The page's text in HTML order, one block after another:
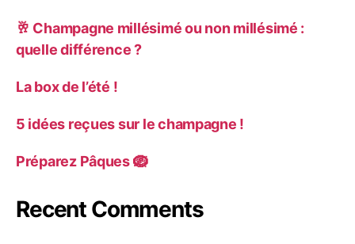
🥂 Champagne millésimé ou non millésimé :
quelle différence ?
La box de l’été !
5 idées reçues sur le champagne !
Préparez Pâques 🪺
Recent Comments